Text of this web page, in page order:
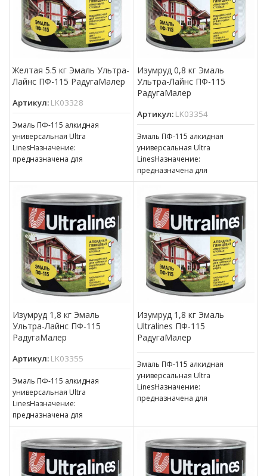
Желтая 5.5 кг Эмаль Ультра-
Лайнс ПФ-115 РадугаМалер
Артикул: LK03328
Эмаль ПФ-115 алкидная
универсальная Ultra
LinesНазначение:
предназначена для
металлических и других
поверхностей, подвергающихся
атмосферным воздействиям,
для окраски внутри
Изумруд 0,8 кг Эмаль
Ультра-Лайнс ПФ-115
РадугаМалер
Артикул: LK03354
Эмаль ПФ-115 алкидная
универсальная Ultra
LinesНазначение:
предназначена для
окрашивания деревянных,
металлических и других
поверхностей, подвергающихся
атмосферным воздействиям,
для окраски внутри
Изумруд 1,8 кг Эмаль
Ультра-Лайнс ПФ-115
РадугаМалер
Артикул: LK03355
Эмаль ПФ-115 алкидная
универсальная Ultra
LinesНазначение:
предназначена для
окрашивания деревянных,
металлических и других
поверхностей, подвергающихся
атмосферным воздействиям,
для окраски внутри
Изумруд 1,8 кг Эмаль
Ultralines ПФ-115
РадугаМалер
Эмаль ПФ-115 алкидная
универсальная Ultra
LinesНазначение:
предназначена для
атмосферным воздействиям,
для окраски внутри